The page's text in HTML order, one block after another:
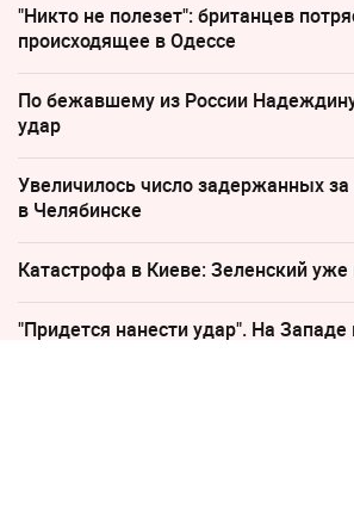
"Никто не полезет": британцев
происходящее в Одессе
По бежавшему из России
удар
Увеличилось число задержанных
в Челябинске
Катастрофа в Киеве: Зеленский уже
"Придется нанести удар". На Западе